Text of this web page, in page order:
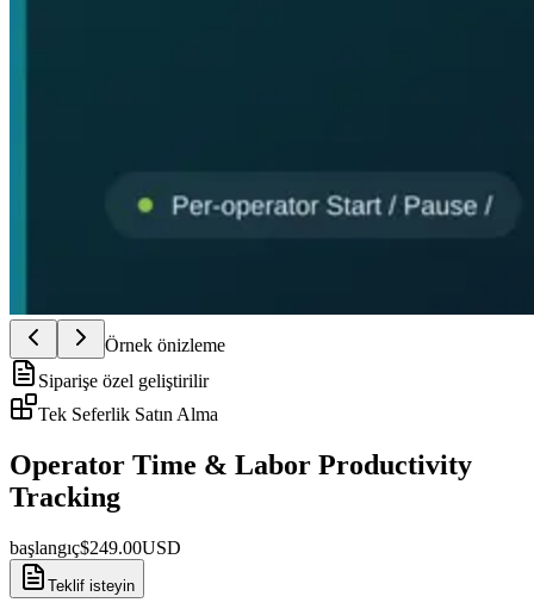
Örnek önizleme
Siparişe özel geliştirilir
Tek Seferlik Satın Alma
Operator Time & Labor Productivity
Tracking
başlangıç$249.00USD
Teklif isteyin